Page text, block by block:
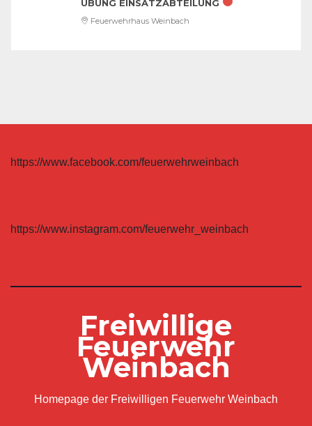
ÜBUNG EINSATZABTEILUNG
Feuerwehrhaus Weinbach
https://www.facebook.com/feuerwehrweinbach
https://www.instagram.com/feuerwehr_weinbach
Freiwillige
Feuerwehr
Weinbach
Homepage der Freiwilligen Feuerwehr Weinbach